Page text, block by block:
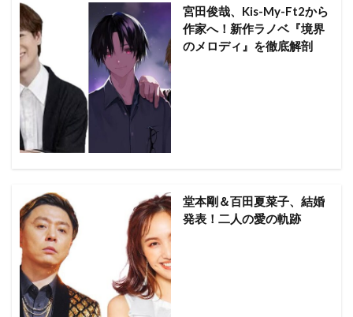
宮田俊哉、Kis-My-Ft2から
作家へ！新作ラノベ『境界
のメロディ』を徹底解剖
堂本剛＆百田夏菜子、結婚
発表！二人の愛の軌跡